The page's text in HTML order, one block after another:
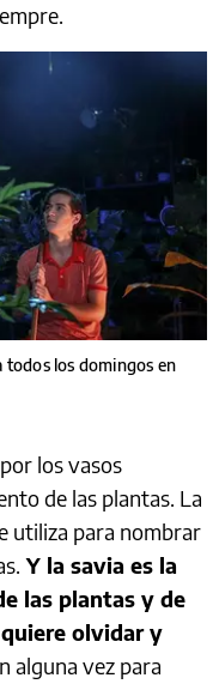
todos los domingos en
los vasos
de las plantas. La
utiliza para nombrar
Y la savia es la
las plantas y de
olvidar y
alguna vez para